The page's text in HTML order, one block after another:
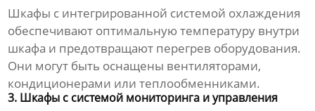
Шкафы с интегрированной системой охлаждения
обеспечивают оптимальную температуру внутри
шкафа и предотвращают перегрев оборудования.
Они могут быть оснащены вентиляторами,
кондиционерами или теплообменниками.
3. Шкафы с системой мониторинга и управления